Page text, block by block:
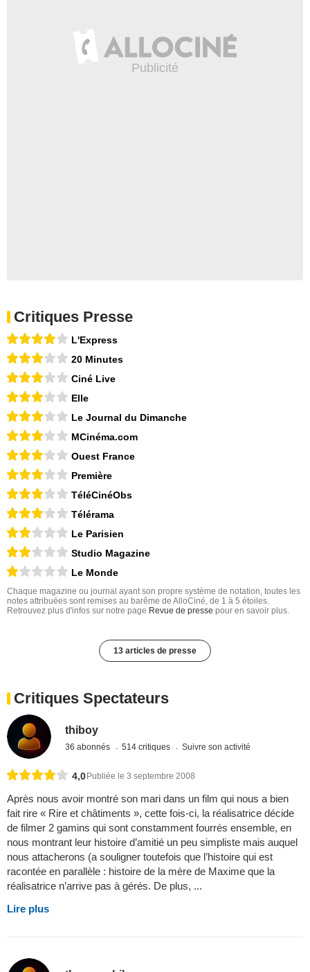
Critiques Presse
L'Express
20 Minutes
Ciné Live
Elle
Le Journal du Dimanche
MCinéma.com
Ouest France
Première
TéléCinéObs
Télérama
Le Parisien
Studio Magazine
Le Monde
Chaque magazine ou journal ayant son propre système de notation, toutes les
notes attribuées sont remises au barême de AlloCiné, de 1 à 5 étoiles.
Retrouvez plus d'infos sur notre page Revue de presse pour en savoir plus.
13 articles de presse
Critiques Spectateurs
thiboy
36 abonnés 514 critiques Suivre son activité
4,0 Publiée le 3 septembre 2008
Après nous avoir montré son mari dans un film qui nous a bien
fait rire « Rire et châtiments », cette fois-ci, la réalisatrice décide
de filmer 2 gamins qui sont constamment fourrés ensemble, en
nous montrant leur histoire d’amitié un peu simpliste mais auquel
nous attacherons (a souligner toutefois que l’histoire qui est
racontée en parallèle : histoire de la mère de Maxime que la
réalisatrice n’arrive pas à gérés. De plus, ...
Lire plus